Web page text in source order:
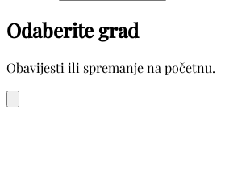
Odaberite grad
Obavijesti ili spremanje na početnu.